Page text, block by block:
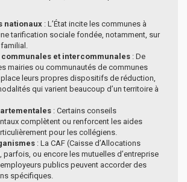
nationaux : L’État incite les communes à
tarification sociale fondée, notamment, sur
et intercommunales : De
mairies ou communautés de communes
leurs propres dispositifs de réduction,
qui varient beaucoup d’un territoire à
: Certains conseils
complètent ou renforcent les aides
pour les collégiens.
: La CAF (Caisse d’Allocations
parfois, ou encore les mutuelles d’entreprise
publics peuvent accorder des
spécifiques.